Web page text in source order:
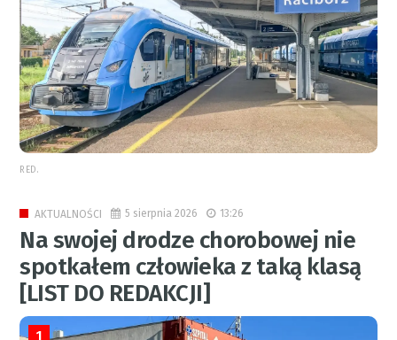
RED.
AKTUALNOŚCI 5 sierpnia 2026 13:26
Na swojej drodze chorobowej nie
spotkałem człowieka z taką klasą
[LIST DO REDAKCJI]
1